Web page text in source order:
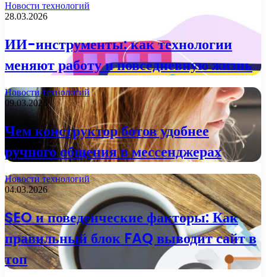
Новости технологий
28.03.2026
ИИ-инструменты: как технологии
меняют работу и повседневную жизнь
Новости технологий
09.03.2026
Чем конструктор ботов удобнее
ручного общения в мессенджерах
Новости технологий
04.03.2026
SEO и поведенческие факторы: Как
правильный блок FAQ выводит сайт в
топ